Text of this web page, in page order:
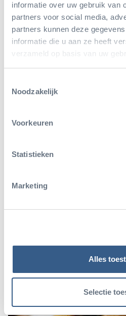
informatie over uw gebruik van
partners voor social media,
partners kunnen deze
informatie die u aan ze heeft
verzameld op basis van uw
Noodzakelijk
Voorkeuren
Statistieken
Marketing
Alles
Selectie
waarin ook ruimte is voor
dynamische workshop waarin
laat zien en waarbij ook zeker
djembé
shakers zoals de maracas
Braziliaanse